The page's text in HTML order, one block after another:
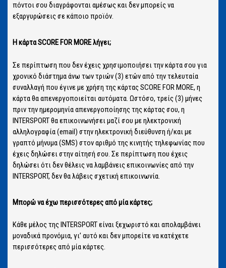
πόντοι σου διαγράφονται αμέσως και δεν μπορείς να
εξαργυρώσεις σε κάποιο προϊόν.
Η κάρτα SCORE FOR MORE λήγει;
Σε περίπτωση που δεν έχεις χρησιμοποιήσει την κάρτα σου για
χρονικό διάστημα άνω των τριών (3) ετών από την τελευταία
συναλλαγή που έγινε με χρήση της κάρτας SCORE FOR MORE, η
κάρτα θα απενεργοποιείται αυτόματα. Ωστόσο, τρείς (3) μήνες
πριν την ημερομηνία απενεργοποίησης της κάρτας σου, η
INTERSPORT θα επικοινωνήσει μαζί σου με ηλεκτρονική
αλληλογραφία (email) στην ηλεκτρονική διεύθυνση ή/και με
γραπτό μήνυμα (SMS) στον αριθμό της κινητής τηλεφωνίας που
έχεις δηλώσει στην αίτησή σου. Σε περίπτωση που έχεις
δηλώσει ότι δεν θέλεις να λαμβάνεις επικοινωνίες από την
INTERSPORT, δεν θα λάβεις σχετική επικοινωνία.
Μπορώ να έχω περισσότερες από μία κάρτες;
Κάθε μέλος της INTERSPORT είναι ξεχωριστό και απολαμβάνει
μοναδικά προνόμια, γι’ αυτό και δεν μπορείτε να κατέχετε
περισσότερες από μία κάρτες.